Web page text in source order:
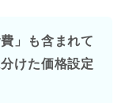
」も含まれて
けた価格設定